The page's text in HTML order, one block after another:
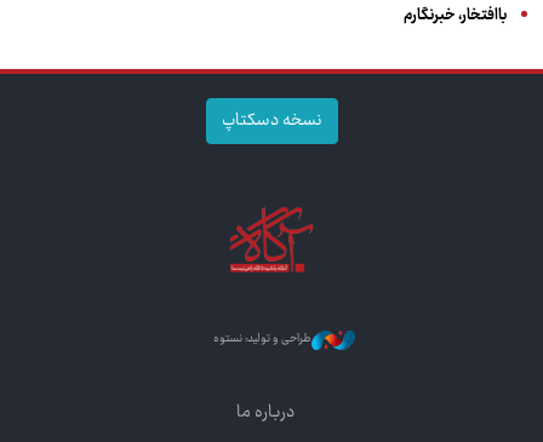
باافتخار، خبرنگارم
نسخه دسکتاپ
طراحی و تولید: نستوه
درباره ما